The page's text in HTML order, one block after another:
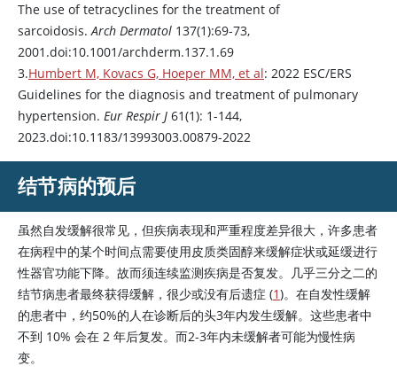
The use of tetracyclines for the treatment of
sarcoidosis.Arch Dermatol 137(1):69-73,
2001.doi:10.1001/archderm.137.1.69
3.Humbert M, Kovacs G, Hoeper MM, et al: 2022 ESC/ERS
Guidelines for the diagnosis and treatment of pulmonary
hypertension. Eur Respir J 61(1): 1-144,
2023.doi:10.1183/13993003.00879-2022
结节病的预后
虽然自发缓解很常见，但疾病表现和严重程度差异很大，许多患者
在病程中的某个时间点需要使用皮质类固醇来缓解症状或延缓进行
性器官功能下降。故而须连续监测疾病是否复发。几乎三分之二的
结节病患者最终获得缓解，很少或没有后遗症 (1)。在自发性缓解
的患者中，约50%的人在诊断后的头3年内发生缓解。这些患者中
不到 10% 会在 2 年后复发。而2-3年内未缓解者可能为慢性病
变。